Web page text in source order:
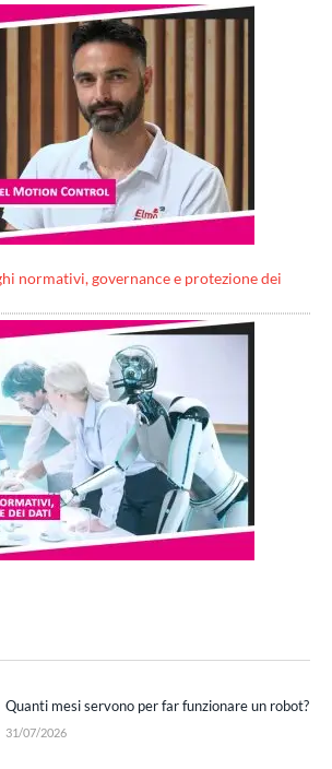
normativi, governance e protezione dei
Quanti mesi servono per far funzionare un robot?
31/07/2026